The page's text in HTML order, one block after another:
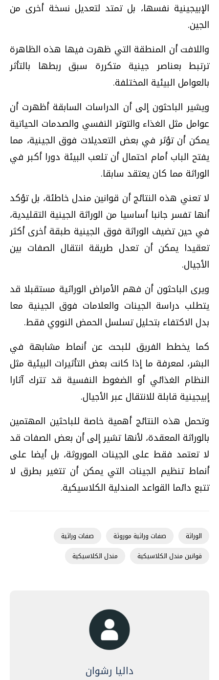
الإبيجينية نفسها، بل تمتد لتعديل نسخة أخرى من
الجين.
واللافت أن المنطقة التي ظهرت فيها هذه الظاهرة
ترتبط بعناصر جينية متكررة سبق ربطها بالتأثر
بالعوامل البيئية المختلفة.
ويشير الباحثون إلى أن الدراسات السابقة أظهرت أن
عوامل مثل الغذاء والتوتر النفسي والصدمات الحياتية
يمكن أن تؤثر في بعض التعديلات فوق الجينية، مما
يفتح الباب أمام احتمال أن تلعب البيئة دورا أكبر في
الوراثة مما كان يعتقد سابقا.
لا تعني هذه النتائج أن قوانين مندل خاطئة، بل تؤكد
أنها تفسر جانبا أساسيا من الوراثة الجينية التقليدية،
في حين تضيف الوراثة فوق الجينية طبقة أخرى أكثر
تعقيدا يمكن أن تعدل طريقة انتقال الصفات بين
الأجيال.
ويرى الباحثون أن فهم الأمراض الوراثية مستقبلا قد
يتطلب دراسة الجينات والعلامات فوق الجينية معا
بدل الاكتفاء بتحليل تسلسل الحمض النووي فقط.
كما يخطط الفريق للبحث عن أنماط مشابهة في
البشر، لمعرفة ما إذا كانت بعض التأثيرات البيئية مثل
النظام الغذائي أو الضغوط النفسية قد تترك آثارا
إبيجينية قابلة للانتقال عبر الأجيال.
وتحمل هذه النتائج أهمية خاصة للباحثين المهتمين
بالوراثة المعقدة، لأنها تشير إلى أن بعض الصفات قد
لا تعتمد فقط على الجينات الموروثة، بل أيضا على
أنماط تنظيم الجينات التي يمكن أن تتغير بطرق لا
تتبع دائما القواعد المندلية الكلاسيكية.
الوراثة صفات وراثية موروثة
صفات وراثية
قوانين مندل الكلاسيكية
مندل الكلاسيكية
داليا رشوان